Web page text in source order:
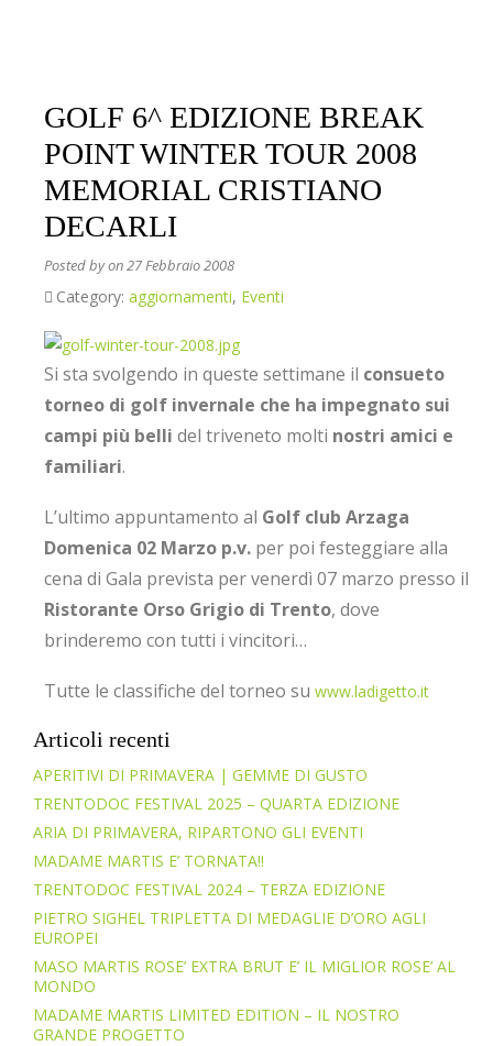
GOLF 6^ EDIZIONE BREAK
POINT WINTER TOUR 2008
MEMORIAL CRISTIANO
DECARLI
Posted byon 27 Febbraio 2008
Category: aggiornamenti, Eventi
Si sta svolgendo in queste settimane il consueto
torneo di golf invernale che ha impegnato sui
campi più belli del triveneto molti nostri amici e
familiari.
L’ultimo appuntamento al Golf club Arzaga
Domenica 02 Marzo p.v. per poi festeggiare alla
cena di Gala prevista per venerdì 07 marzo presso il
Ristorante Orso Grigio di Trento, dove
brinderemo con tutti i vincitori…
Tutte le classifiche del torneo su www.ladigetto.it
Articoli recenti
APERITIVI DI PRIMAVERA | GEMME DI GUSTO
TRENTODOC FESTIVAL 2025 – QUARTA EDIZIONE
ARIA DI PRIMAVERA, RIPARTONO GLI EVENTI
MADAME MARTIS E’ TORNATA!!
TRENTODOC FESTIVAL 2024 – TERZA EDIZIONE
PIETRO SIGHEL TRIPLETTA DI MEDAGLIE D’ORO AGLI
EUROPEI
MASO MARTIS ROSE’ EXTRA BRUT E’ IL MIGLIOR ROSE’ AL
MONDO
MADAME MARTIS LIMITED EDITION – IL NOSTRO
GRANDE PROGETTO